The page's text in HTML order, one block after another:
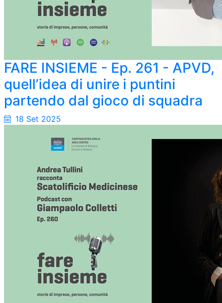
FARE INSIEME - Ep. 261 - APVD,
quell’idea di unire i puntini
partendo dal gioco di squadra
18 Set 2025